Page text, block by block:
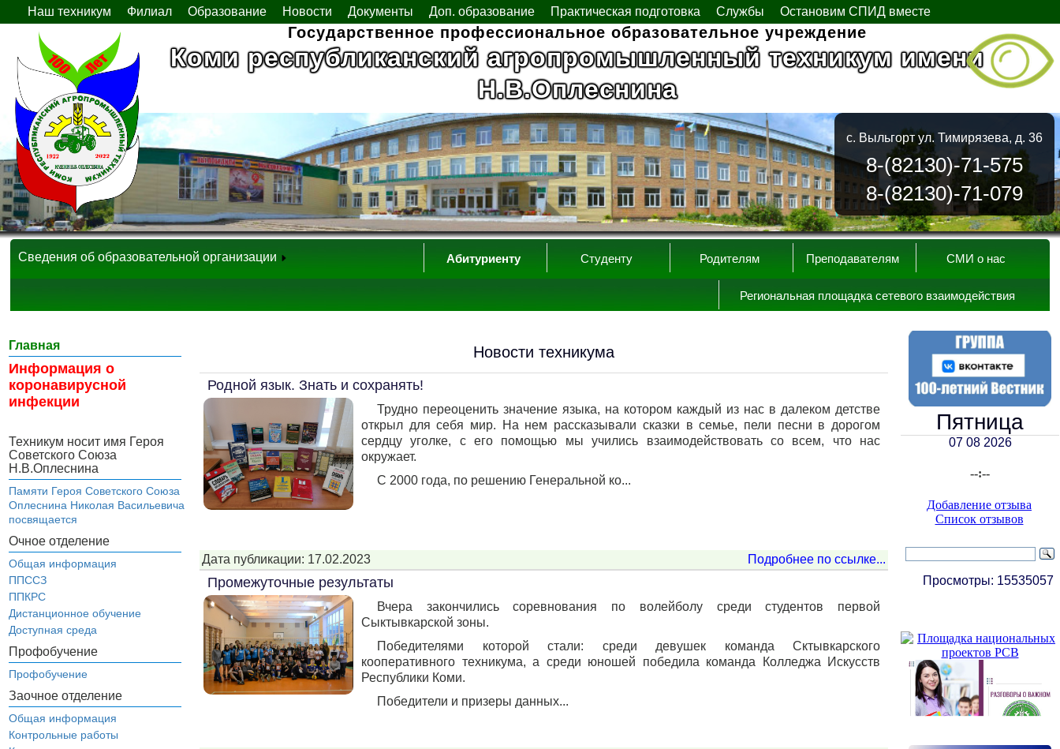
Наш техникум Филиал Образование Новости Документы Доп. образование Практическая подготовка Службы Остановим СПИД вместе
Государственное профессиональное образовательное учреждение
Коми республиканский агропромышленный техникум имени
Н.В.Оплеснина
с. Выльгорт ул. Тимирязева, д. 36
8-(82130)-71-575
8-(82130)-71-079
СМИ о нас
Преподавателям
Родителям
Студенту
Абитуриенту
Региональная площадка сетевого взаимодействия
Сведения об образовательной организации
Главная
Информация о
коронавирусной
инфекции
Техникум носит имя Героя
Советского Союза
Н.В.Оплеснина
Памяти Героя Советского Союза
Оплеснина Николая Васильевича
посвящается
Очное отделение
Общая информация
ППССЗ
ППКРС
Дистанционное обучение
Доступная среда
Профобучение
Профобучение
Заочное отделение
Общая информация
Контрольные работы
Новости техникума
Родной язык. Знать и сохранять!
Трудно переоценить значение языка, на котором каждый из нас в далеком детстве
открыл для себя мир. На нем рассказывали сказки в семье, пели песни в дорогом
сердцу уголке, с его помощью мы учились взаимодействовать со всем, что нас
окружает.
С 2000 года, по решению Генеральной ко...
Дата публикации: 17.02.2023 Подробнее по ссылке...
Промежуточные результаты
Вчера закончились соревнования по волейболу среди студентов первой
Сыктывкарской зоны.
Победителями которой стали: среди девушек команда Сктывкарского
кооперативного техникума, а среди юношей победила команда Колледжа Искусств
Республики Коми.
Победители и призеры данных...
Пятница
07 08 2026
--:--
Добавление отзыва
Список отзывов
Просмотры: 15535057